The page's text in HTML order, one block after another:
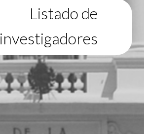
Listado de
investigadores